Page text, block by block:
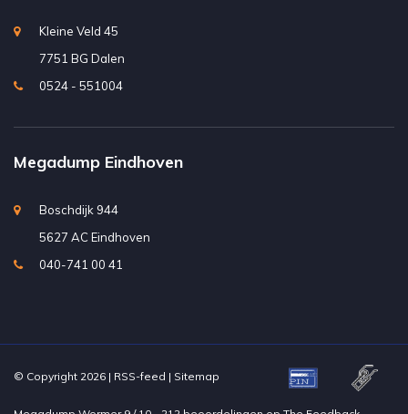
Kleine Veld 45
7751 BG Dalen
0524 - 551004
Megadump Eindhoven
Boschdijk 944
5627 AC Eindhoven
040-741 00 41
© Copyright 2026 | RSS-feed | Sitemap